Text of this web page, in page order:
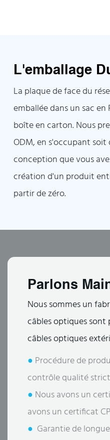
L'emballage
La plaque de face du
emballée dans un sac
boîte en carton. Nous
ODM, en s'occupant
conception que vous
création d'un produit
partir de zéro.
Parlons
Nous sommes un
câbles optiques
câbles optiques
● Procédure de
contrôle qualité
● Nous avons un
avons un certificat
● Garantie de